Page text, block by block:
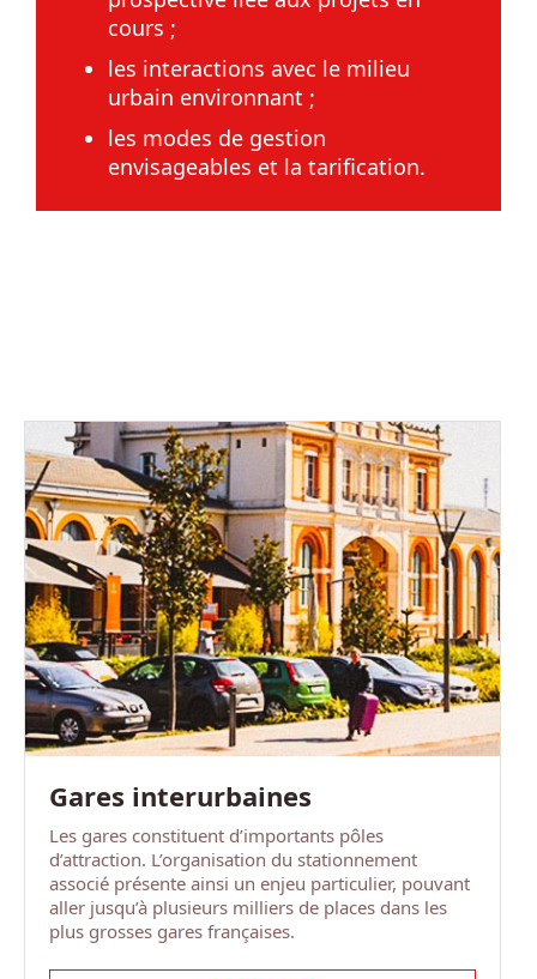
cours ;
les interactions avec le milieu
urbain environnant ;
les modes de gestion
envisageables et la tarification.
Gares interurbaines
Les gares constituent d’importants pôles
d’attraction. L’organisation du stationnement
associé présente ainsi un enjeu particulier, pouvant
aller jusqu’à plusieurs milliers de places dans les
plus grosses gares françaises.